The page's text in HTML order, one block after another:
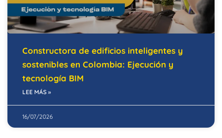
Constructora de edificios inteligentes y
sostenibles en Colombia: Ejecución y
tecnología BIM
LEE MÁS »
16/07/2026